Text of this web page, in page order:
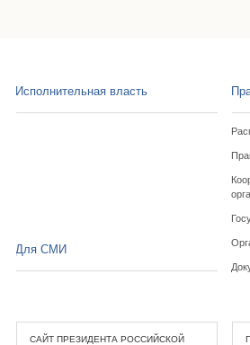
Исполнительная власть
Для СМИ
САЙТ ПРЕЗИДЕНТА РОССИЙСКОЙ